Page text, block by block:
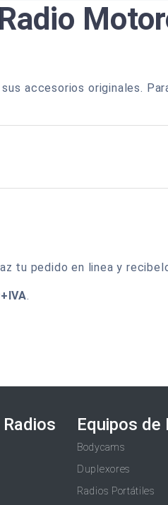
accesorios originales.
tu pedido en linea y
.
Equipos de
Bodycams
Duplexores
Radios Portátiles